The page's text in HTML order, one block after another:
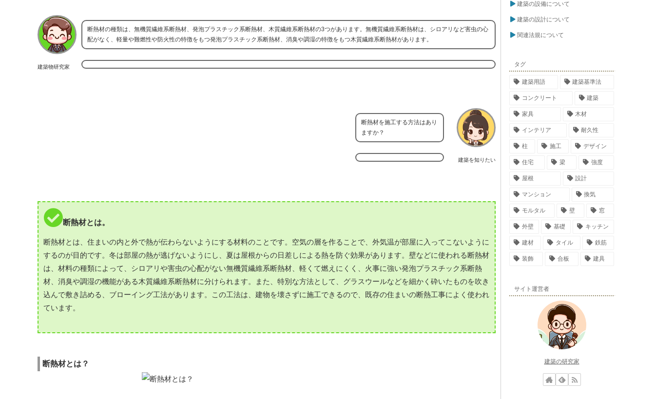
建築物研究家
断熱材の種類は、無機質繊維系断熱材、発泡プラスチック系断熱材、木質繊維系断熱材の3つがあります。無機質繊維系断熱材は、シロアリなど害虫の心
配がなく、軽量や難燃性や防火性の特徴をもつ発泡プラスチック系断熱材、消臭や調湿の特徴をもつ木質繊維系断熱材があります。
建築を知りたい
断熱材を施工する方法はあり
ますか？
断熱材とは。
断熱材とは、住まいの内と外で熱が伝わらないようにする材料のことです。空気の層を作ることで、外気温が部屋に入ってこないように
するのが目的です。冬は部屋の熱が逃げないようにし、夏は屋根からの日差しによる熱を防ぐ効果があります。壁などに使われる断熱材
は、材料の種類によって、シロアリや害虫の心配がない無機質繊維系断熱材、軽くて燃えにくく、火事に強い発泡プラスチック系断熱
材、消臭や調湿の機能がある木質繊維系断熱材に分けられます。また、特別な方法として、グラスウールなどを細かく砕いたものを吹き
込んで敷き詰める、ブローイング工法があります。この工法は、建物を壊さずに施工できるので、既存の住まいの断熱工事によく使われ
ています。
断熱材とは？
建築の設備について
建築の設計について
関連法規について
タグ
建築用語 建築基準法
コンクリート 建築
家具 木材
インテリア 耐久性
柱 施工 デザイン
住宅 梁 強度
屋根 設計
マンション 換気
モルタル 壁 窓
外壁 基礎 キッチン
建材 タイル 鉄筋
装飾 合板 建具
サイト運営者
建築の研究家